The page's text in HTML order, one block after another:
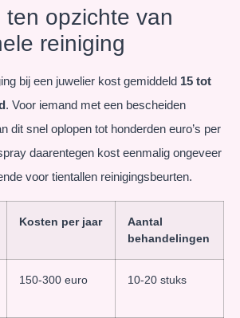
ten opzichte van
reiniging
bij een juwelier kost gemiddeld 15 tot
. Voor iemand met een bescheiden
dit snel oplopen tot honderden euro’s per
daarentegen kost eenmalig ongeveer
voor tientallen reinigingsbeurten.
Kosten per jaar
Aantal
behandelingen
150-300 euro 10-20 stuks